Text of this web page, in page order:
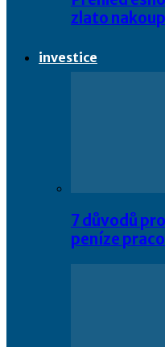
zlato
investice
7 důvodů
peníze